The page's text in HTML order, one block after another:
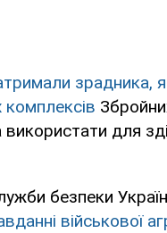
зрадника,
комплексів
для
безпеки
військової